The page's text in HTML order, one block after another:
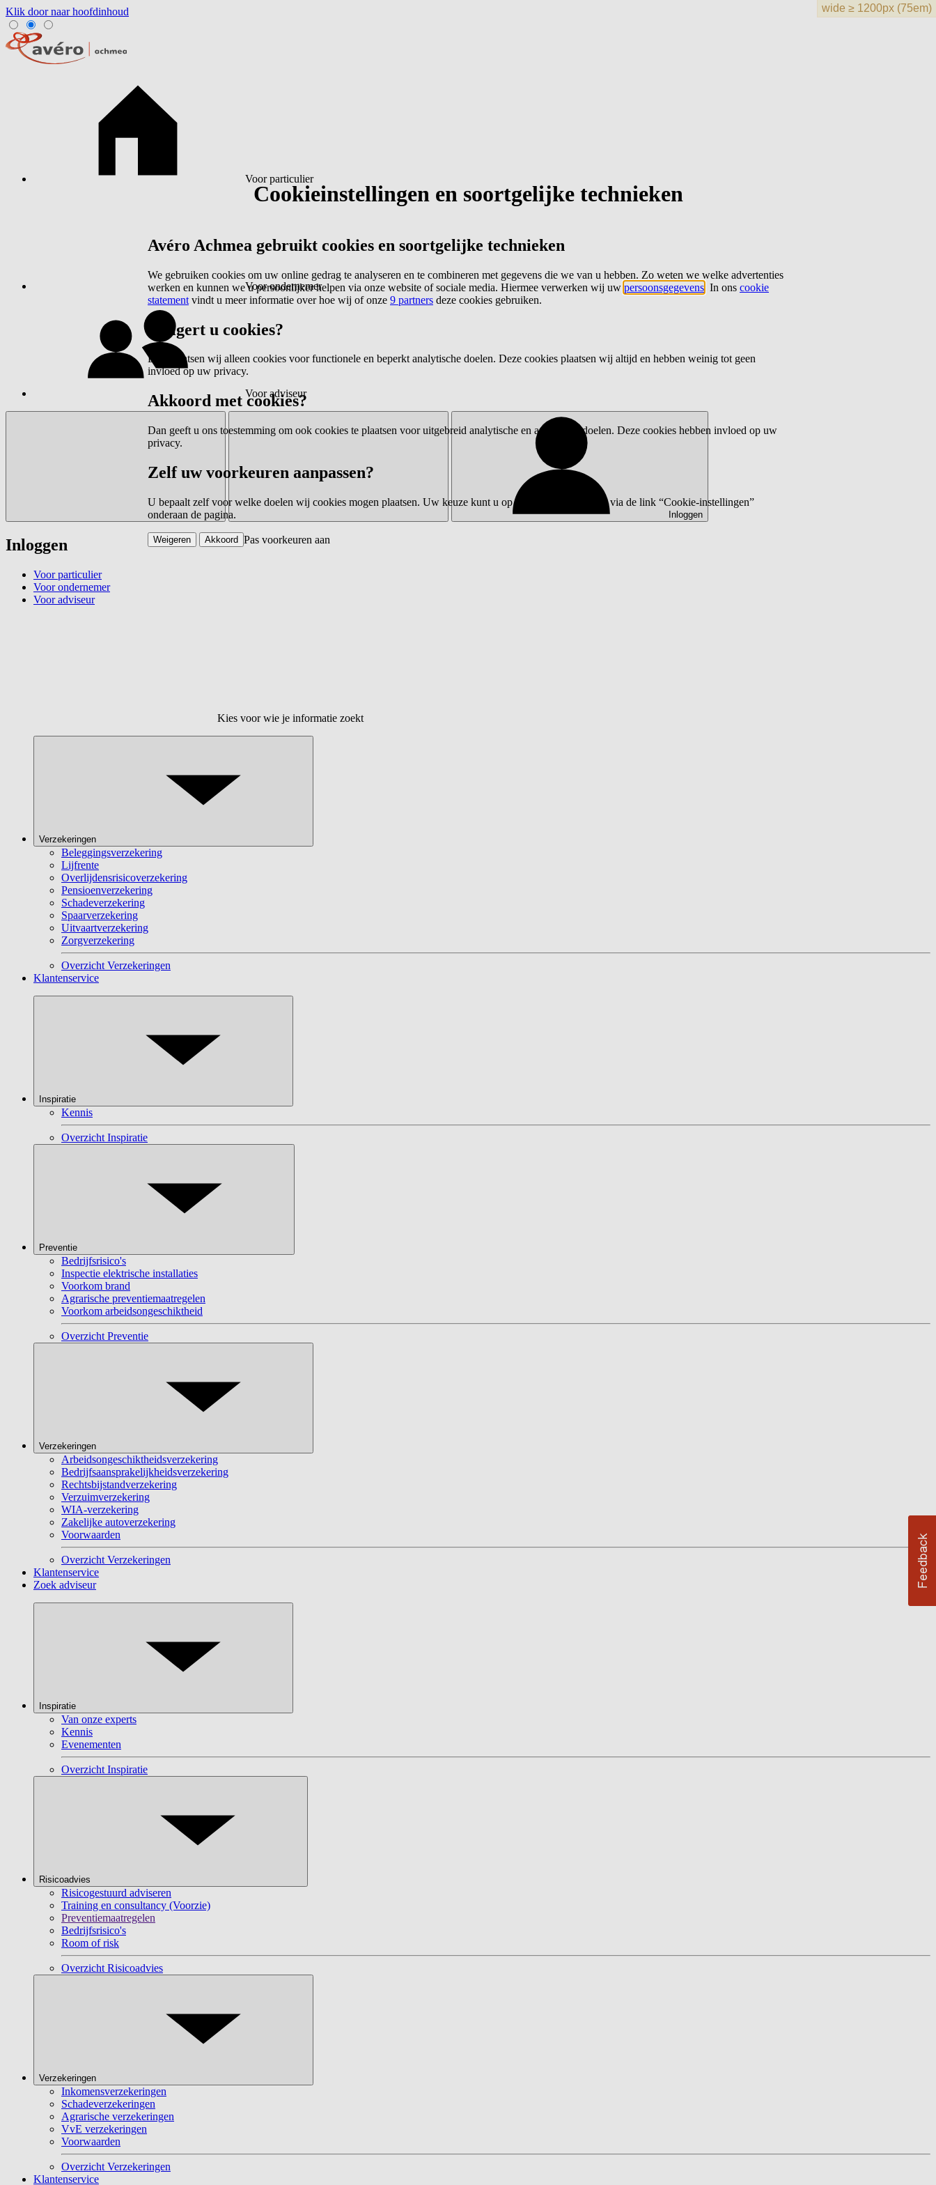
Klik door naar hoofdinhoud
Voor particulier
Voor ondernemer
Voor adviseur
Inloggen
Inloggen
Voor particulier
Voor ondernemer
Voor adviseur
Kies voor wie je informatie zoekt
Verzekeringen
Beleggingsverzekering
Lijfrente
Overlijdensrisicoverzekering
Pensioenverzekering
Schadeverzekering
Spaarverzekering
Uitvaartverzekering
Zorgverzekering
Overzicht Verzekeringen
Klantenservice
Inspiratie
Kennis
Overzicht Inspiratie
Preventie
Bedrijfsrisico's
Inspectie elektrische installaties
Voorkom brand
Agrarische preventiemaatregelen
Voorkom arbeidsongeschiktheid
Overzicht Preventie
Verzekeringen
Arbeidsongeschiktheidsverzekering
Bedrijfsaansprakelijkheidsverzekering
Rechtsbijstandverzekering
Verzuimverzekering
WIA-verzekering
Zakelijke autoverzekering
Voorwaarden
Overzicht Verzekeringen
Klantenservice
Zoek adviseur
Inspiratie
Van onze experts
Kennis
Evenementen
Overzicht Inspiratie
Risicoadvies
Risicogestuurd adviseren
Training en consultancy (Voorzie)
Preventiemaatregelen
Bedrijfsrisico's
Room of risk
Overzicht Risicoadvies
Verzekeringen
Inkomensverzekeringen
Schadeverzekeringen
Agrarische verzekeringen
VvE verzekeringen
Voorwaarden
Overzicht Verzekeringen
Klantenservice
Cookieinstellingen en soortgelijke technieken
Avéro Achmea gebruikt cookies en soortgelijke technieken
We gebruiken cookies om uw online gedrag te analyseren en te combineren met gegevens die we van u hebben. Zo weten we welke advertenties
werken en kunnen we u persoonlijker helpen via onze website of sociale media. Hiermee verwerken wij uw persoonsgegevens . In ons cookie
statement vindt u meer informatie over hoe wij of onze 9 partners deze cookies gebruiken.
Weigert u cookies?
Dan plaatsen wij alleen cookies voor functionele en beperkt analytische doelen. Deze cookies plaatsen wij altijd en hebben weinig tot geen
invloed op uw privacy.
Akkoord met cookies?
Dan geeft u ons toestemming om ook cookies te plaatsen voor uitgebreid analytische en advertentiedoelen. Deze cookies hebben invloed op uw
privacy.
Zelf uw voorkeuren aanpassen?
U bepaalt zelf voor welke doelen wij cookies mogen plaatsen. Uw keuze kunt u op elk moment wijzigen via de link “Cookie-instellingen”
onderaan de pagina.
Pas voorkeuren aan
Weigeren Akkoord